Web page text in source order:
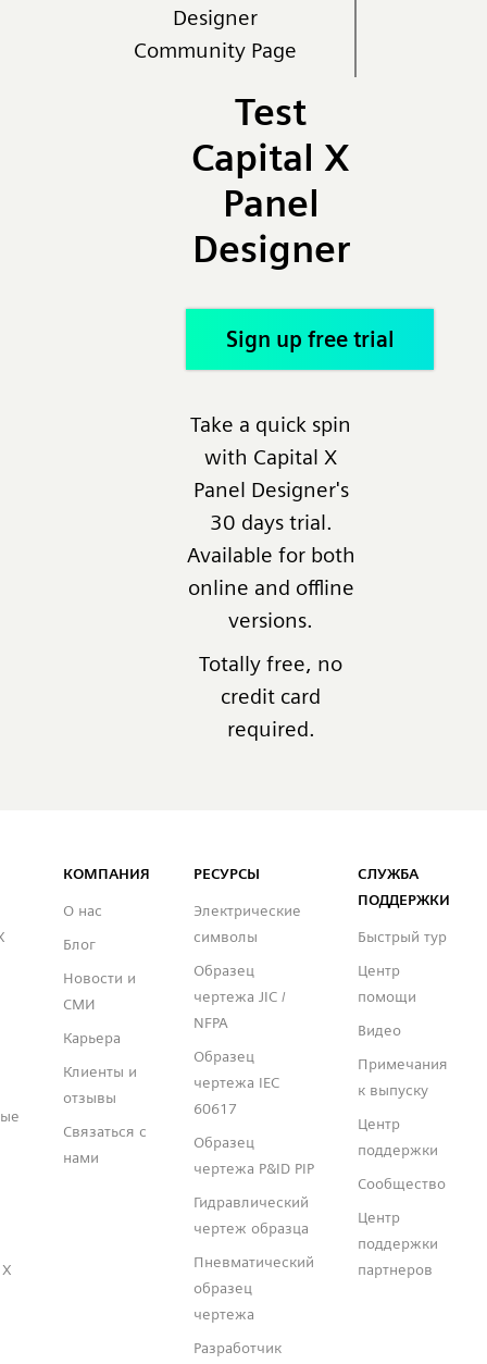
Designer
Community Page
Test
Capital X
Panel
Designer
Sign up free trial
Take a quick spin
with Capital X
Panel Designer's
30 days trial.
Available for both
online and offline
versions.
Totally free, no
credit card
required.
Capital™ X Panel Designer
КОМПАНИЯ
О нас
Блог
Новости и
СМИ
Карьера
Клиенты и
отзывы
Связаться с
нами
РЕСУРСЫ
Электрические
символы
Образец
чертежа JIC /
NFPA
Образец
чертежа IEC
60617
Образец
чертежа P&ID PIP
Гидравлический
чертеж образца
Пневматический
образец
чертежа
Разработчик
СЛУЖБА
ПОДДЕРЖКИ
Быстрый тур
Центр
помощи
Видео
Примечания
к выпуску
Центр
поддержки
Сообщество
Центр
поддержки
партнеров